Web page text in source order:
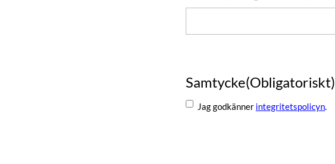
Samtycke(Obligatoriskt)
Jag godkänner integritetspolicyn.